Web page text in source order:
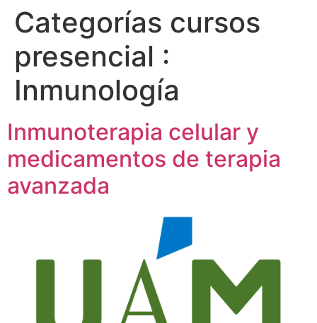
Categorías cursos
presencial :
Inmunología
Inmunoterapia celular y
medicamentos de terapia
avanzada